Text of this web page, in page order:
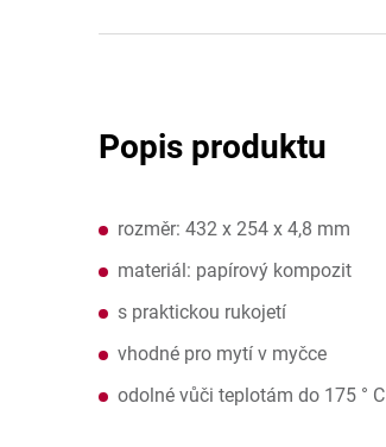
rozměr: 432 x 254 x 4,8 mm
materiál: papírový kompozit
s praktickou rukojetí
vhodné pro mytí v myčce
odolné vůči teplotám do 175 ° C